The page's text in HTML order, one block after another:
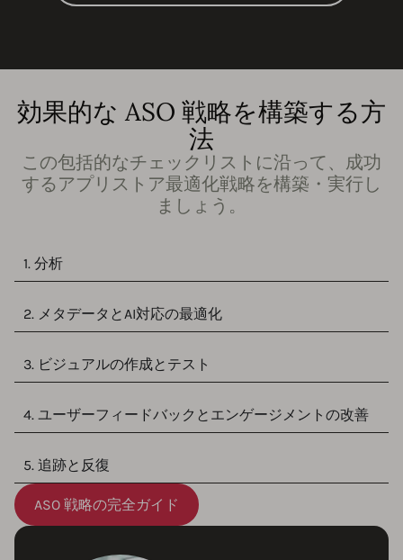
効果的な ASO 戦略を構築する方
法
この包括的なチェックリストに沿って、成功
するアプリストア最適化戦略を構築・実行し
ましょう。
1. 分析
2. メタデータとAI対応の最適化
3. ビジュアルの作成とテスト
4. ユーザーフィードバックとエンゲージメントの改善
5. 追跡と反復
ASO 戦略の完全ガイド